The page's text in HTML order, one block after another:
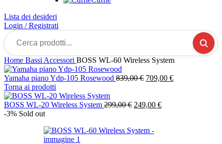
Lista dei desideri
Login / Registrati
Cerca
prodotti...
Home Bassi Accessori BOSS WL-60 Wireless System
Yamaha piano Ydp-105 Rosewood 839,00€ Il
era:
709,00 €Il
Torna ai prodotti
BOSS WL-20 Wireless System 299,00€ Il
era:
249,00 €Il
-3% Sold out